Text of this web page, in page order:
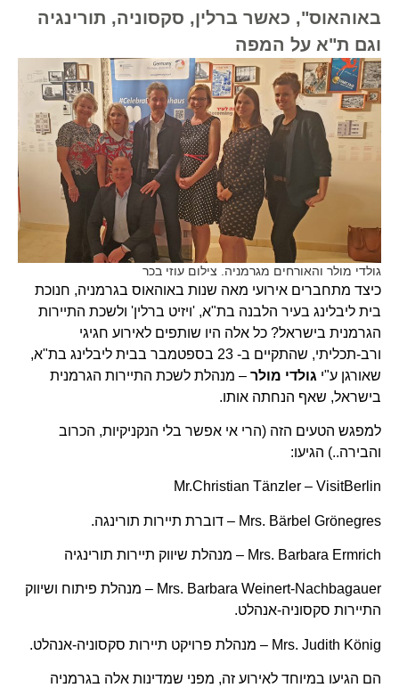
באוהאוס", כאשר ברלין, סקסוניה, תורינגיה
וגם ת"א על המפה
גולדי מולר והאורחים מגרמניה. צילום עוזי בכר
כיצד מתחברים אירועי מאה שנות באוהאוס בגרמניה, חנוכת
בית ליבלינג בעיר הלבנה בת"א, 'ויזיט ברלין' ולשכת התיירות
הגרמנית בישראל? כל אלה היו שותפים לאירוע חגיגי
ורב-תכליתי, שהתקיים ב- 23 בספטמבר בבית ליבלינג בת"א,
שאורגן ע"יגולדי מולר– מנהלת לשכת התיירות הגרמנית
בישראל, שאף הנחתה אותו.
למפגש הטעים הזה (הרי אי אפשר בלי הנקניקיות, הכרוב
והבירה..) הגיעו:
Mr.Christian Tänzler – VisitBerlin
Mrs. Bärbel Grönegres – דוברת תיירות תורינגה.
Mrs. Barbara Ermrich – מנהלת שיווק תיירות תורינגיה
Mrs. Barbara Weinert-Nachbagauer – מנהלת פיתוח ושיווק
התיירות סקסוניה-אנהלט.
Mrs. Judith König – מנהלת פרויקט תיירות סקסוניה-אנהלט.
הם הגיעו במיוחד לאירוע זה, מפני שמדינות אלה בגרמניה